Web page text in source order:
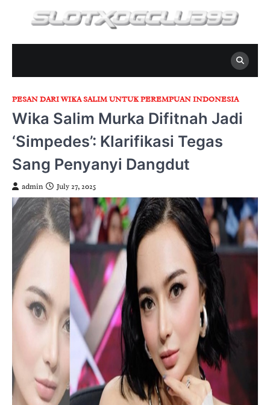
PESAN DARI WIKA SALIM UNTUK PEREMPUAN INDONESIA
Wika Salim Murka Difitnah Jadi
‘Simpedes’: Klarifikasi Tegas
Sang Penyanyi Dangdut
admin July 27, 2025